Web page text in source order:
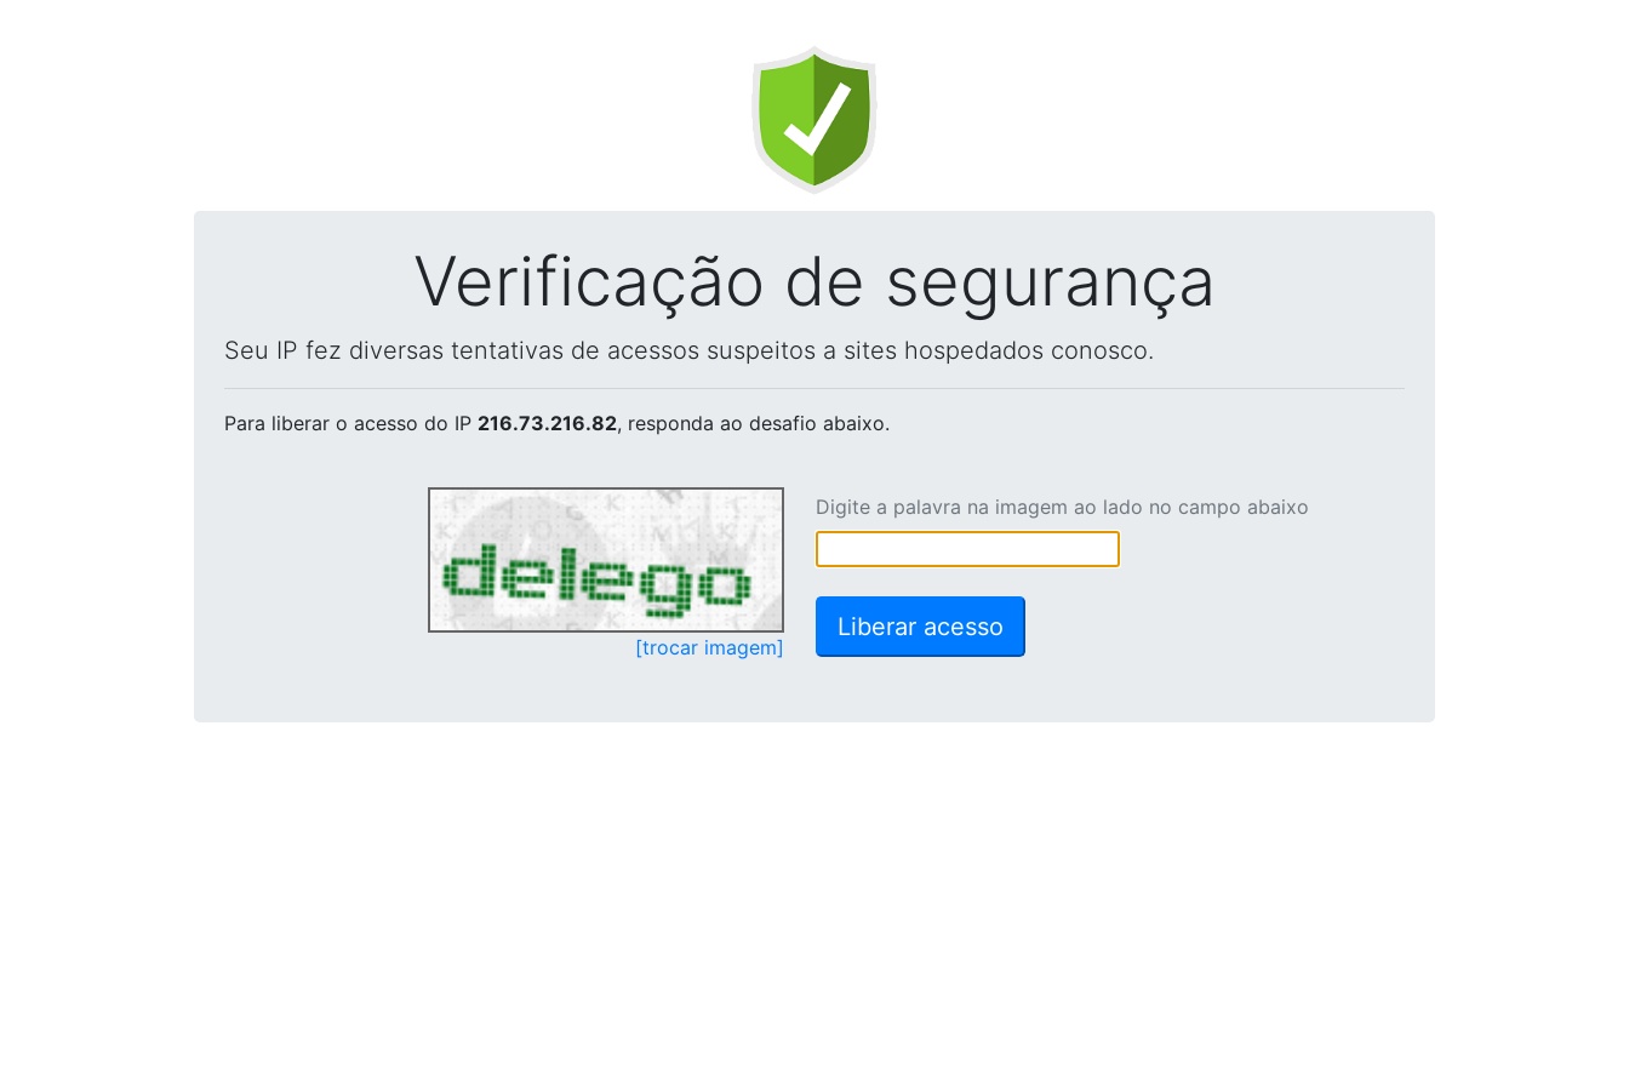
Verificação de segurança
Seu IP fez diversas tentativas de acessos suspeitos a sites hospedados conosco.
Para liberar o acesso do IP 216.73.216.82, responda ao desafio abaixo.
[trocar imagem]
Digite a palavra na imagem ao lado no campo abaixo